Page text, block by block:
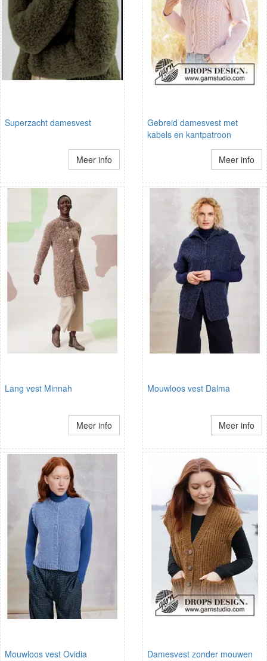
Superzacht damesvest
Meer info
Gebreid damesvest met
kabels en kantpatroon
Meer info
Lang vest Minnah
Meer info
Mouwloos vest Dalma
Meer info
Mouwloos vest Ovidia Damesvest zonder mouwen